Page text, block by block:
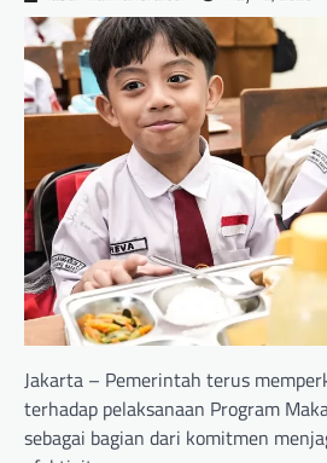
Jakarta – Pemerintah terus
terhadap pelaksanaan Program
sebagai bagian dari komitmen